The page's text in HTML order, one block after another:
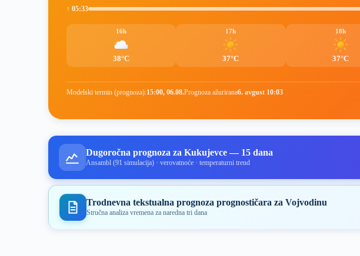
↑ 05:33
16h
38°C
17h
37°C
18h
37°C
Modelski termin (prognoza):15:00, 06.08.Prognoza ažurirana6. avgust 10:03
Dugoročna prognoza za Kukujevce — 15 dana
Ansambl (91 simulacija) · verovatnoće · temperaturni trend
Trodnevna tekstualna prognoza prognostičara za Vojvodinu
Stručna analiza vremena za naredna tri dana